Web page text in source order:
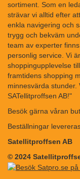
sortiment. Som en
strävar vi alltid efter
enkla navigering och
trygg och bekväm
team av experter
personlig service. Vi
shoppingupplevelse
framtidens shopping
minnesvärda
SATellitproffsen AB!"
Besök gärna våran
Beställningar
Satellitproffsen AB
© 2024